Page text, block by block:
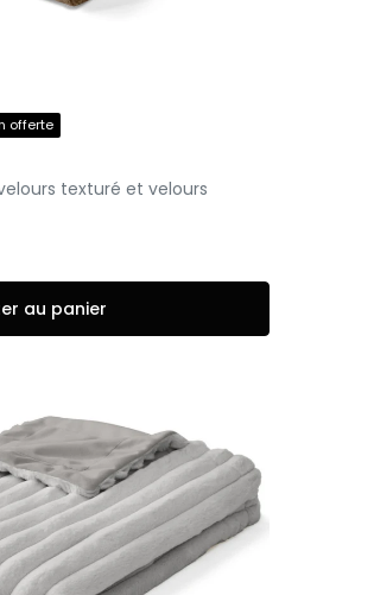
offerte
texturé et velours
au panier